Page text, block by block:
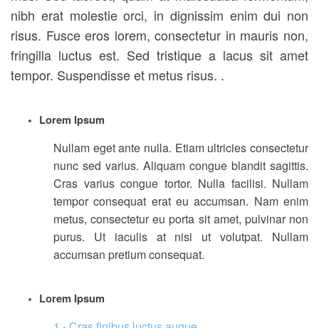
nibh erat molestie orci, in dignissim enim dui non
risus. Fusce eros lorem, consectetur in mauris non,
fringilla luctus est. Sed tristique a lacus sit amet
tempor. Suspendisse et metus risus. .
Lorem Ipsum
Nullam eget ante nulla. Etiam ultricies consectetur
nunc sed varius. Aliquam congue blandit sagittis.
Cras varius congue tortor. Nulla facilisi. Nullam
tempor consequat erat eu accumsan. Nam enim
metus, consectetur eu porta sit amet, pulvinar non
purus. Ut iaculis at nisi ut volutpat. Nullam
accumsan pretium consequat.
Lorem Ipsum